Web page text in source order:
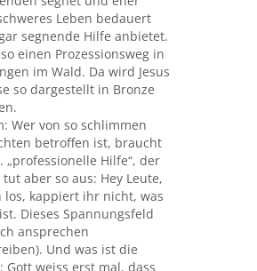
Leben bedauert
segnende Hilfe anbietet.
einen Prozessionsweg in
im Wald. Da wird Jesus
so dargestellt in Bronze
Wer von so schlimmen
betroffen ist, braucht
„professionelle Hilfe“, der
aber so aus: Hey Leute,
los, kappiert ihr nicht, was
Dieses Spannungsfeld
ansprechen
Und was ist die
Gott weiss erst mal, dass